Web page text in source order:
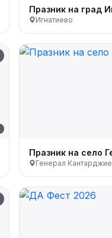
Празник на град
Игнатиево
Празник на село
Генерал